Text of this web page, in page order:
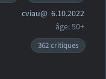
cviau@ 6.10.2022
âge: 50+
362 critiques